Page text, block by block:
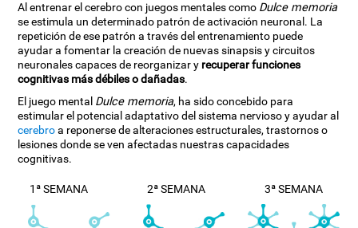
Al entrenar el cerebro con juegos mentales como Dulce memoria
se estimula un determinado patrón de activación neuronal. La
repetición de ese patrón a través del entrenamiento puede
ayudar a fomentar la creación de nuevas sinapsis y circuitos
neuronales capaces de reorganizar y recuperar funciones
cognitivas más débiles o dañadas.
El juego mental Dulce memoria, ha sido concebido para
estimular el potencial adaptativo del sistema nervioso y ayudar al
cerebroa reponerse de alteraciones estructurales, trastornos o
lesiones donde se ven afectadas nuestras capacidades
cognitivas.
1ª SEMANA 2ª SEMANA 3ª SEMANA